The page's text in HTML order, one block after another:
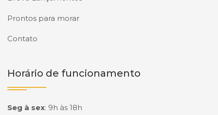
Prontos para morar
Contato
Horário de funcionamento
Seg à sex: 9h às 18h